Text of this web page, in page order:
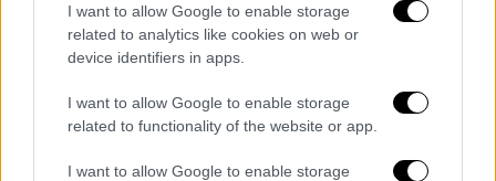
I want to allow Google to enable storage
related to analytics like cookies on web or
device identifiers in apps.
I want to allow Google to enable storage
related to functionality of the website or app.
I want to allow Google to enable storage
ΕΝΤΑΣΣΟΜΕΝΩΝ (ΤΣΕΑΠΓΣΟ, ΤΣΠ-
ΗΣΑΠ), ΝΑΤ, ΕΤΑΤ και ΕΤΑΠ-ΜΜΕ),
συντάξεις του Δημοσίου.
Διαβάστε ακόμη